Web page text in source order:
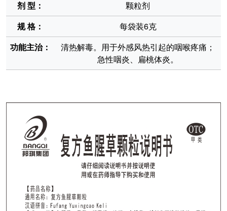
剂 型：
颗粒剂
规 格：
每袋装6克
功能主治：
清热解毒。用于外感风热引起的咽喉疼痛；
急性咽炎、扁桃体炎。